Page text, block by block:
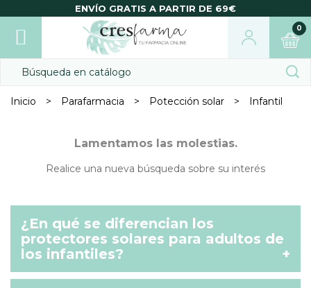
ENVÍO GRATIS A PARTIR DE 69€
0
Inicio Parafarmacia Potección solar Infantil
Lamentamos las molestias.
Realice una nueva búsqueda sobre su interés
¿En qué se diferencian los
protectores solares para adultos de
los infantiles?
+